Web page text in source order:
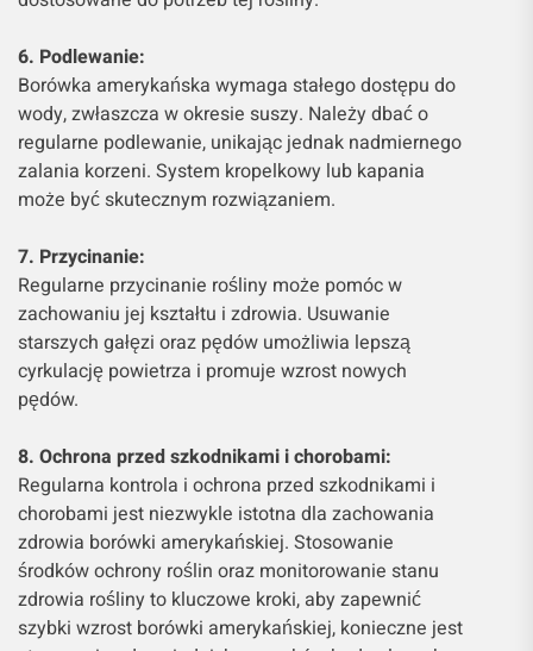
6. Podlewanie:
Borówka amerykańska wymaga stałego dostępu do
wody, zwłaszcza w okresie suszy. Należy dbać o
regularne podlewanie, unikając jednak nadmiernego
zalania korzeni. System kropelkowy lub kapania
może być skutecznym rozwiązaniem.
7. Przycinanie:
Regularne przycinanie rośliny może pomóc w
zachowaniu jej kształtu i zdrowia. Usuwanie
starszych gałęzi oraz pędów umożliwia lepszą
cyrkulację powietrza i promuje wzrost nowych
pędów.
8. Ochrona przed szkodnikami i chorobami:
Regularna kontrola i ochrona przed szkodnikami i
chorobami jest niezwykle istotna dla zachowania
zdrowia borówki amerykańskiej. Stosowanie
środków ochrony roślin oraz monitorowanie stanu
zdrowia rośliny to kluczowe kroki, aby zapewnić
szybki wzrost borówki amerykańskiej, konieczne jest